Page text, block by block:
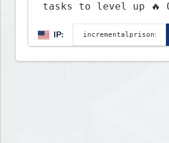
tasks to level up 🔥
🔥 Unique Abilities
IP: